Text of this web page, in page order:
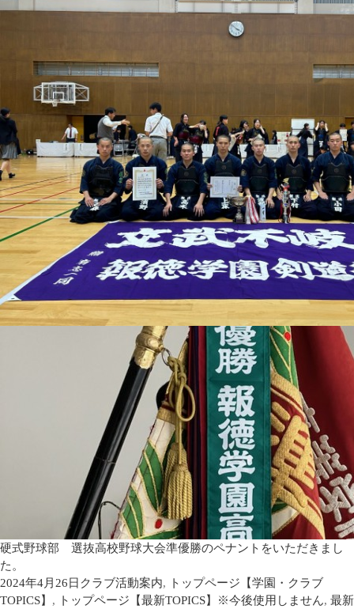
硬式野球部 選抜高校野球大会準優勝のペナントをいただきまし
た。
2024年4月26日 クラブ活動案内,
トップページ【学園・クラブ
TOPICS】 , トップページ【最新TOPICS】※今後使用しません, 最新